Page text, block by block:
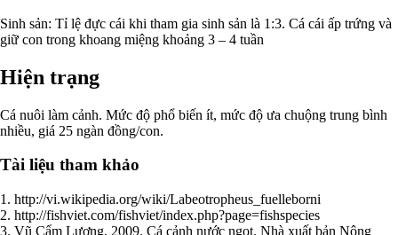
Sinh sản: Tỉ lệ đực cái khi tham gia sinh sản là 1:3. Cá cái ấp trứng và
giữ con trong khoang miệng khoảng 3 – 4 tuần
Hiện trạng
Cá nuôi làm cảnh. Mức độ phổ biến ít, mức độ ưa chuộng trung bình
nhiều, giá 25 ngàn đồng/con.
Tài liệu tham khảo
1. http://vi.wikipedia.org/wiki/Labeotropheus_fuelleborni
2. http://fishviet.com/fishviet/index.php?page=fishspecies
3. Vũ Cẩm Lương, 2009. Cá cảnh nước ngọt. Nhà xuất bản Nông